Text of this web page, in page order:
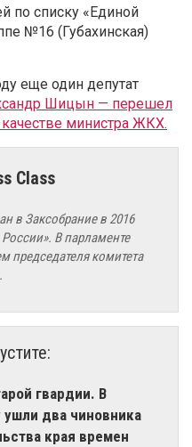
по списку «Единой
№16 (Губахинская)
еще один депутат
Шицын — перешел
качестве министра ЖКХ.
в Заксобрание в 2016
В парламенте
председателя комитета
гвардии. В
ушли два чиновника
края времен